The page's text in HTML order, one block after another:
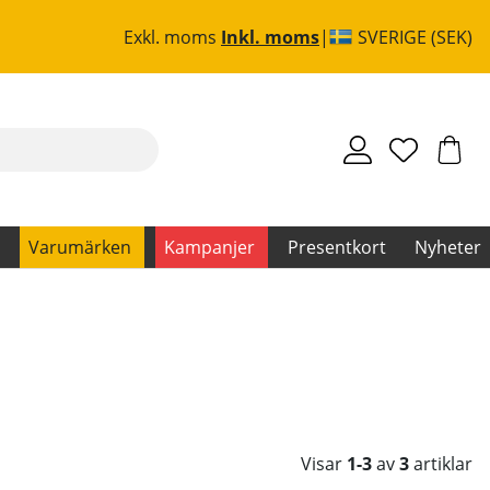
Exkl. moms Inkl. moms SVERIGE (SEK)
Varumärken Kampanjer Presentkort Nyheter
Visar 1-3av3artiklar